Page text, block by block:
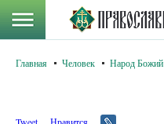
Главная Человек Народ Божий